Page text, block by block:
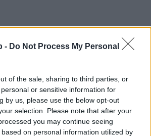
- Do Not Process My Personal
of the sale, sharing to third parties, or
or sensitive information for
by us, please use the below opt-out
selection. Please note that after your
you may continue seeing
on personal information utilized by